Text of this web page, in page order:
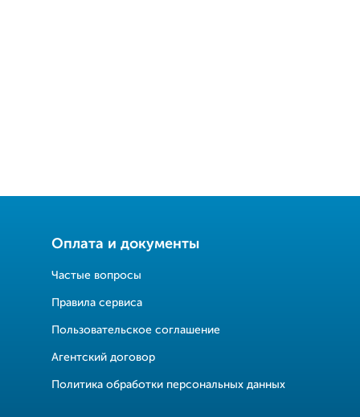
Оплата и документы
Частые вопросы
Правила сервиса
Пользовательское соглашение
Агентский договор
Политика обработки персональных данных